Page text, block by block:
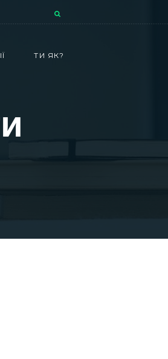
ТИ ЯК?